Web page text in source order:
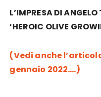
L’IMPRESA DI
‘HEROIC OLIVE
(Vedi anche
gennaio 2022….)